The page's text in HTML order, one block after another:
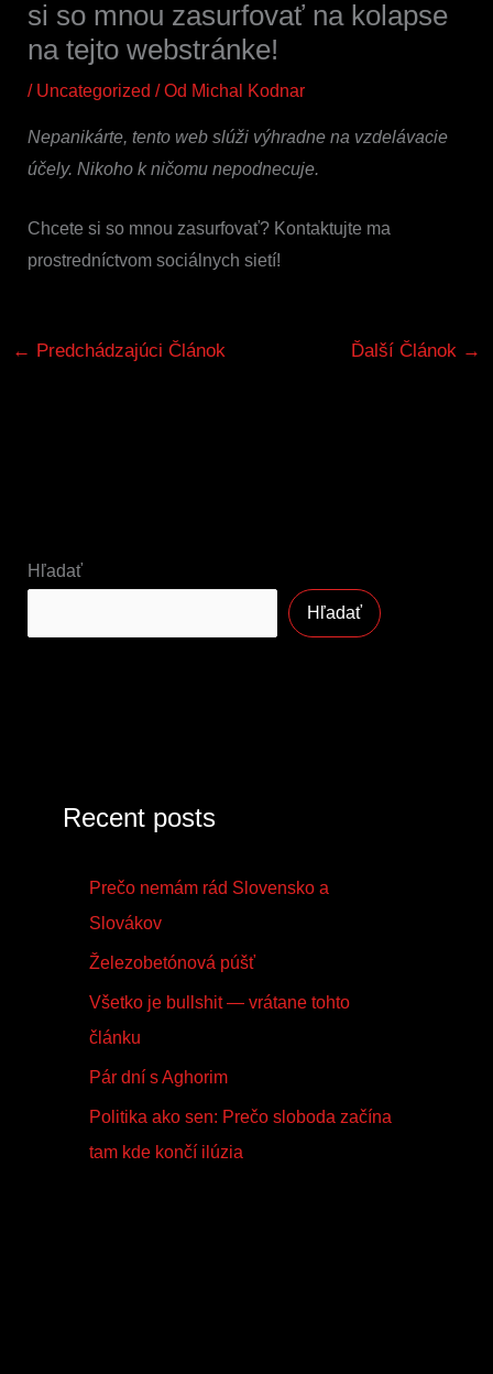
si so mnou zasurfovať na kolapse
na tejto webstránke!
/ Uncategorized / Od Michal Kodnar
Nepanikárte, tento web slúži výhradne na vzdelávacie
účely. Nikoho k ničomu nepodnecuje.
Chcete si so mnou zasurfovať? Kontaktujte ma
prostredníctvom sociálnych sietí!
← Predchádzajúci Článok Ďalší Článok →
Hľadať
Hľadať
Recent posts
Prečo nemám rád Slovensko a
Slovákov
Železobetónová púšť
Všetko je bullshit — vrátane tohto
článku
Pár dní s Aghorim
Politika ako sen: Prečo sloboda začína
tam kde končí ilúzia